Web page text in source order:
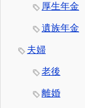
厚生年金
遺族年金
夫婦
老後
離婚